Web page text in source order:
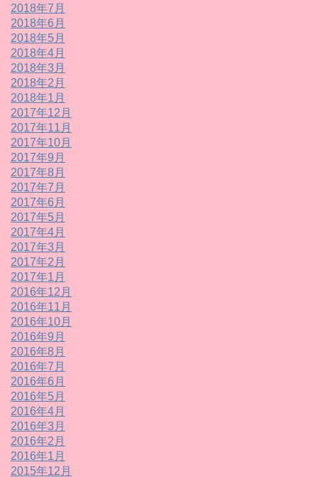
2018年7月
2018年6月
2018年5月
2018年4月
2018年3月
2018年2月
2018年1月
2017年12月
2017年11月
2017年10月
2017年9月
2017年8月
2017年7月
2017年6月
2017年5月
2017年4月
2017年3月
2017年2月
2017年1月
2016年12月
2016年11月
2016年10月
2016年9月
2016年8月
2016年7月
2016年6月
2016年5月
2016年4月
2016年3月
2016年2月
2016年1月
2015年12月